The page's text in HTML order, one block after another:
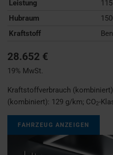
Leistung
Hubraum
Kraftstoff
28.652 €
19% MwSt.
Kraftstoffverbrauch
(kombiniert): 129 g/km; CO2-
FAHRZEUG ANZEIGEN